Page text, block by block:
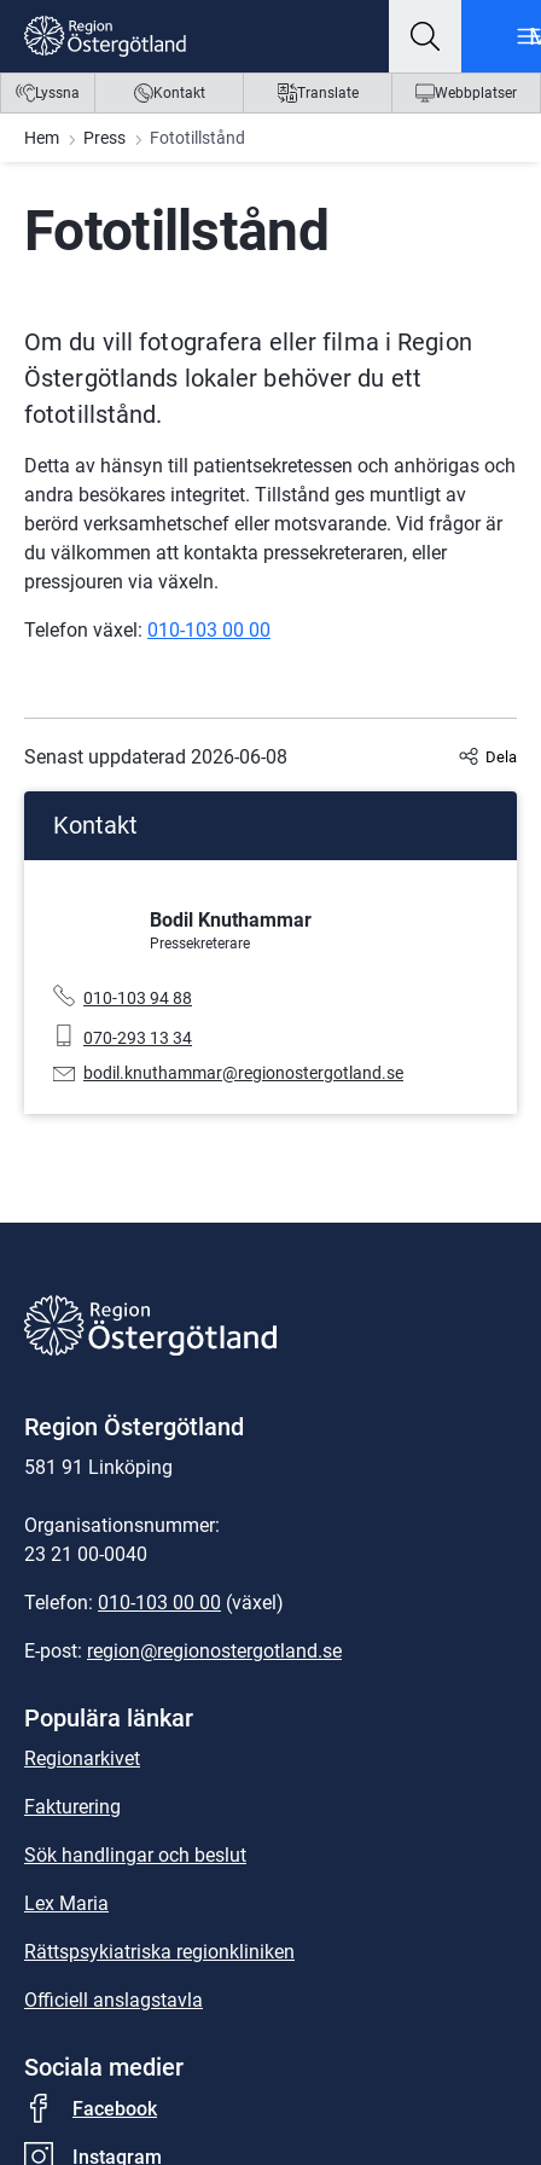
Gå till innehåll
Gå till meny
Gå till sidfot
Lyssna Kontakt Translate Webbplatser
Hem Press Fototillstånd
Fototillstånd
Om du vill fotografera eller filma i Region
Östergötlands lokaler behöver du ett
fototillstånd.
Detta av hänsyn till patientsekretessen och anhörigas och
andra besökares integritet. Tillstånd ges muntligt av
berörd verksamhetschef eller motsvarande. Vid frågor är
du välkommen att kontakta pressekreteraren, eller
pressjouren via växeln.
Telefon växel: 010-103 00 00
Senast uppdaterad 2026-06-08 Dela
Kontakt
Bodil Knuthammar
Pressekreterare
Telefonnummer:
010-103 94 88
Mobiltelefon:
070-293 13 34
E-
bodil.knuthammar@regionostergotland.se
Region Östergötland
581 91 Linköping
Organisationsnummer:
23 21 00-0040
Telefon: 010-103 00 00 (växel)
E-post: region@regionostergotland.se
Populära länkar
Regionarkivet
Fakturering
Sök handlingar och beslut
Lex Maria
Rättspsykiatriska regionkliniken
Officiell anslagstavla
Sociala medier
Facebook
Instagram